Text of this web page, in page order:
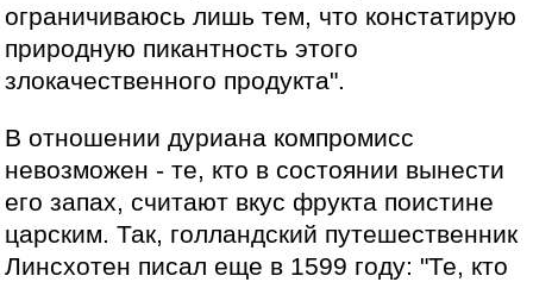
ограничиваюсь лишь тем, что констатирую
природную пикантность этого
злокачественного продукта".
В отношении дуриана компромисс
невозможен - те, кто в состоянии вынести
его запах, считают вкус фрукта поистине
царским. Так, голландский путешественник
Линсхотен писал еще в 1599 году: "Те, кто